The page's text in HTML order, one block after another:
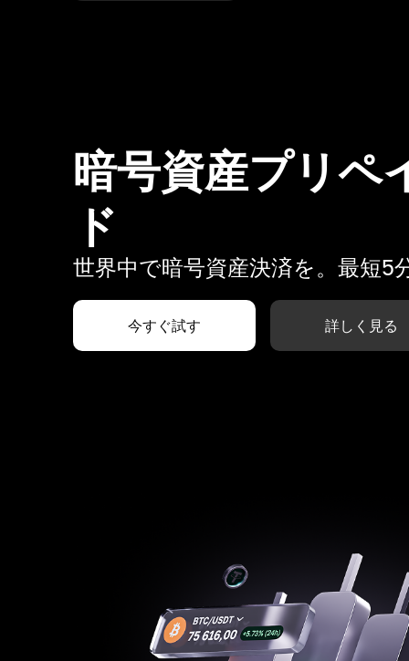
暗号資産プリペ
ド
世界中で暗号資産決済を。最短5
今すぐ試す 詳しく見る